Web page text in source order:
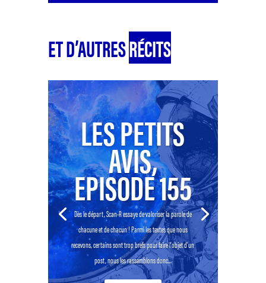
ET D’AUTRESRÉCITS
LES PETITS
AVIS,
EPISODE 155
Dès le départ, Scan-R essaye de valoriser la parole de
chacune et de chacun ! Parmi les textes que nous
recevons, certains sont trop brefs pour faire l’objet d’un
post, nous les rassemblons donc...